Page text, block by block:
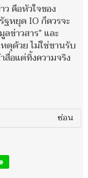
คือหัวใจของ
ฐหยุด IO ก็ควรจะ
ข่าวสาร” และ
หตุด้วย ไม่ใช่ขานรับ
อแต่ทิ้งความจริง
ซ่อน